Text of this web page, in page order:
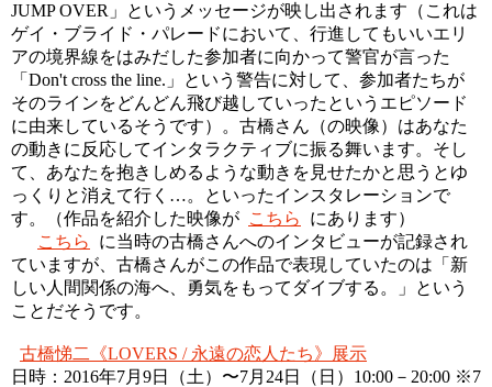
JUMP OVER」というメッセージが映し出されます（これは
ゲイ・ブライド・パレードにおいて、行進してもいいエリ
アの境界線をはみだした参加者に向かって警官が言った
「Don't cross the line.」という警告に対して、参加者たちが
そのラインをどんどん飛び越していったというエピソード
に由来しているそうです）。古橋さん（の映像）はあなた
の動きに反応してインタラクティブに振る舞います。そし
て、あなたを抱きしめるような動きを見せたかと思うとゆ
っくりと消えて行く…。といったインスタレーションで
す。（作品を紹介した映像が こちら
にあります）
こちら
に当時の古橋さんへのインタビューが記録され
ていますが、古橋さんがこの作品で表現していたのは「新
しい人間関係の海へ、勇気をもってダイブする。」という
ことだそうです。
古橋悌二《LOVERS / 永遠の恋人たち》展示
日時：2016年7月9日（土）〜7月24日（日）10:00－20:00 ※7